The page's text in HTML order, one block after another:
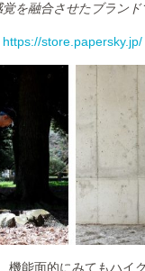
覚を融合させたブランド
https://store.papersky.jp/
機能面的にみてもハイ